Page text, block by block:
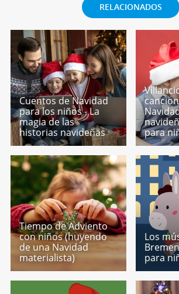
RELACIONADOS
Cuentos de Navidad
para los niños - La
magia de las
historias navideñas
para
Tiempo de Adviento
con niños (huyendo
de una Navidad
materialista)
Los
para